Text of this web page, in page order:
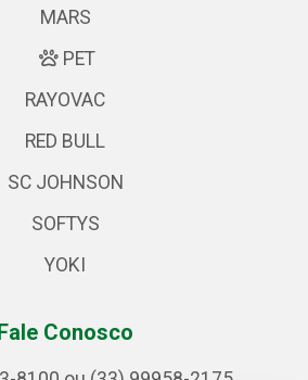
MARS
PET
RAYOVAC
RED BULL
SC JOHNSON
SOFTYS
YOKI
Conosco